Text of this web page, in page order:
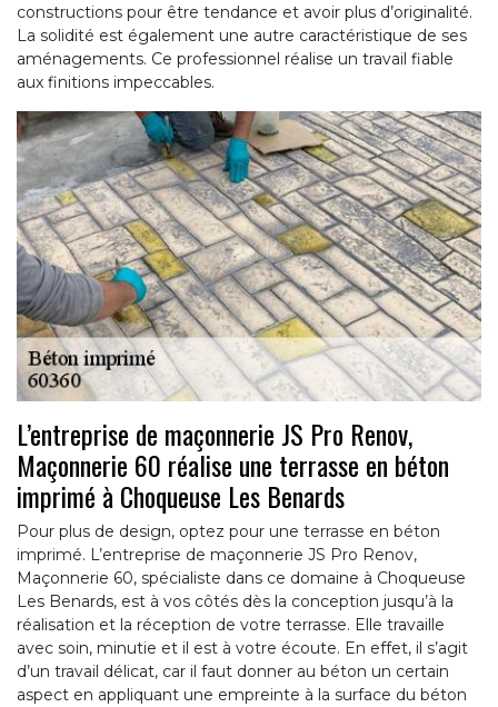
constructions pour être tendance et avoir plus d’originalité.
La solidité est également une autre caractéristique de ses
aménagements. Ce professionnel réalise un travail fiable
aux finitions impeccables.
L’entreprise de maçonnerie JS Pro Renov,
Maçonnerie 60 réalise une terrasse en béton
imprimé à Choqueuse Les Benards
Pour plus de design, optez pour une terrasse en béton
imprimé. L’entreprise de maçonnerie JS Pro Renov,
Maçonnerie 60, spécialiste dans ce domaine à Choqueuse
Les Benards, est à vos côtés dès la conception jusqu’à la
réalisation et la réception de votre terrasse. Elle travaille
avec soin, minutie et il est à votre écoute. En effet, il s’agit
d’un travail délicat, car il faut donner au béton un certain
aspect en appliquant une empreinte à la surface du béton